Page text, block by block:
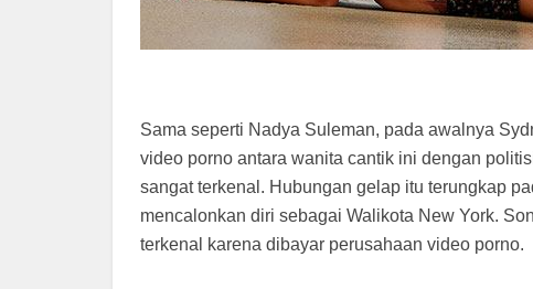
Sama seperti Nadya Suleman, pada awalnya
video porno antara wanita cantik ini dengan
sangat terkenal. Hubungan gelap itu terungkap
mencalonkan diri sebagai Walikota New York.
terkenal karena dibayar perusahaan video porno.